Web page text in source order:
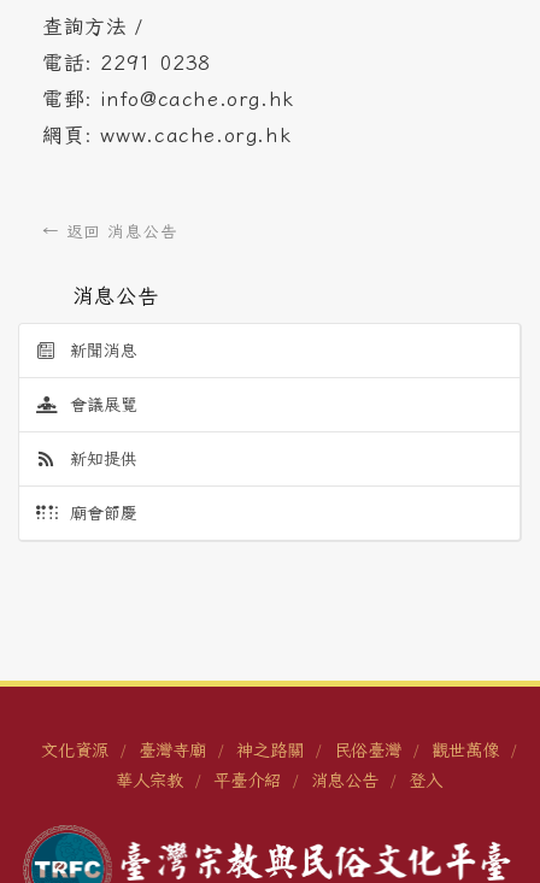
查詢方法 /
電話: 2291 0238
電郵: info@cache.org.hk
網頁: www.cache.org.hk
← 返回 消息公告
消息公告
新聞消息
會議展覽
新知提供
廟會節慶
文化資源 / 臺灣寺廟 / 神之路關 / 民俗臺灣 / 觀世萬像 /
華人宗教 / 平臺介紹 / 消息公告 / 登入